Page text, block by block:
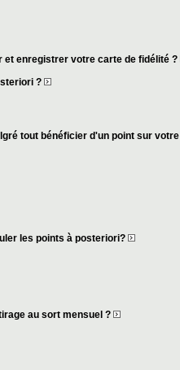
et enregistrer votre carte de fidélité ?
?
tout bénéficier d'un point sur votre
les points à posteriori?
au sort mensuel ?